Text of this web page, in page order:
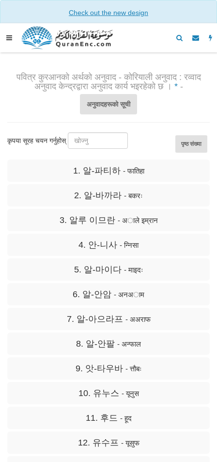
Check out the new design
पवित्र कुरआनको अर्थको अनुवाद - कोरियाली अनुवाद : रव्वाद
अनुवाद केन्द्रद्वारा अनुवाद कार्य भइरहेको छ । *-
अनुवादहरूको सूची
कृपया सूरह चयन गर्नुहोस् पृष्ठ संख्या
1. 알-파티하 - फातिहा
2. 알-바까라 - बकरः
3. 알루 이므란 - अाले इम्रान
4. 안-니사 - न्निसा
5. 알-마이다 - माइदः
6. 알-안암 - अनअाम
7. 알-아으라프 - अअराफ
8. 알-안팔 - अन्फाल
9. 앗-타우바 - त्ताैबः
10. 유누스 - यूनुस
11. 후드 - हूद
12. 유수프 - यूसुफ